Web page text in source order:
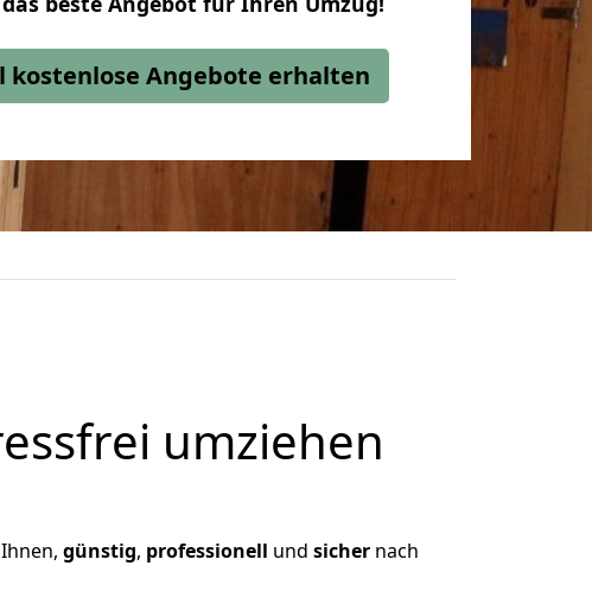
kostenlose Angebote erhalten
umziehen
günstig, professionell und sicher nach